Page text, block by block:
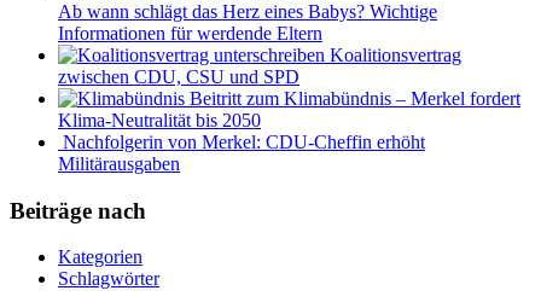
Ab wann schlägt das Herz eines Babys? Wichtige
Informationen für werdende Eltern
Koalitionsvertrag
zwischen CDU, CSU und SPD
Beitritt zum Klimabündnis – Merkel fordert
Klima-Neutralität bis 2050
Nachfolgerin von Merkel: CDU-Cheffin erhöht
Militärausgaben
Beiträge nach
Kategorien
Schlagwörter